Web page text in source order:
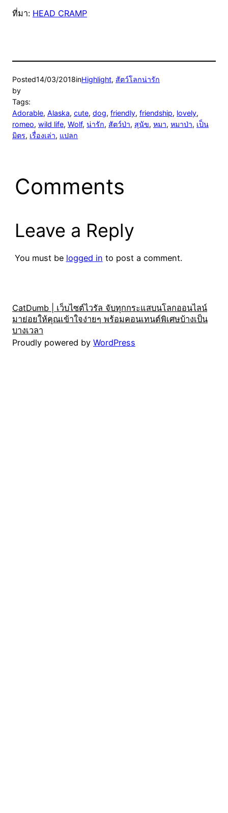
ที่มา: HEAD CRAMP
Posted14/03/2018inHighlight, สัตว์โลกน่ารัก
by
Tags:
Adorable, Alaska, cute, dog, friendly, friendship, lovely
romeo, wild life, Wolf, น่ารัก, สัตว์ป่า, สุนัข, หมา, หมาป่า, เป็น
มิตร, เรื่องเล่า, แปลก
Comments
Leave a Reply
You must be logged in to post a comment.
CatDumb | เว็บไซต์ไวรัล จับทุกกระแสบนโลกออนไลน์
มาย่อยให้คุณเข้าใจง่ายๆ พร้อมคอนเทนต์พิเศษบ้างเป็น
บางเวลา
Proudly powered by WordPress